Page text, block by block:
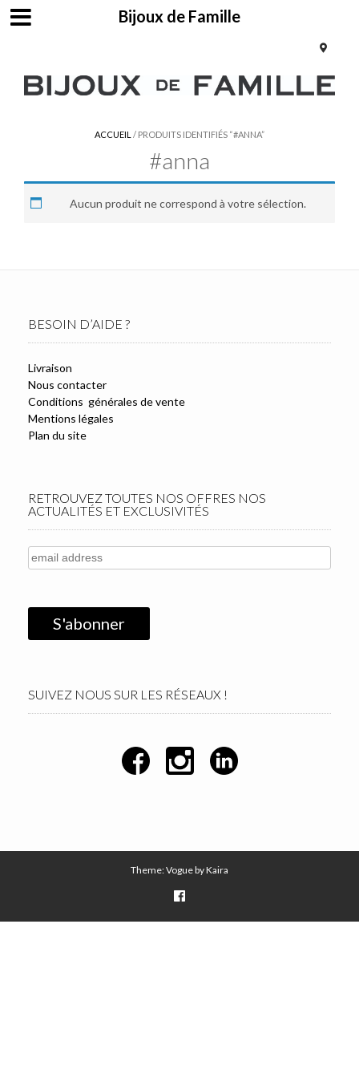
ACCUEIL / PRODUITS IDENTIFIÉS “#ANNA”
#anna
Aucun produit ne correspond à votre sélection.
BESOIN D’AIDE ?
Livraison
Nous contacter
Conditions générales de vente
Mentions légales
Plan du site
RETROUVEZ TOUTES NOS OFFRES NOS
ACTUALITÉS ET EXCLUSIVITÉS
SUIVEZ NOUS SUR LES RÉSEAUX !
Theme: Vogue byKaira
Bijoux de Famille